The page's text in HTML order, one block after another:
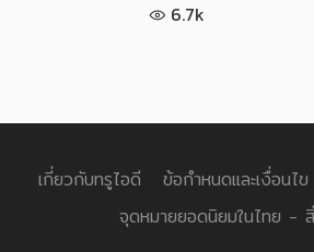
6.7k
เกี่ยวกับทรูไอดี ข้อกำหนดและเงื่อนไข
จุดหมายยอดนิยมในไทย -